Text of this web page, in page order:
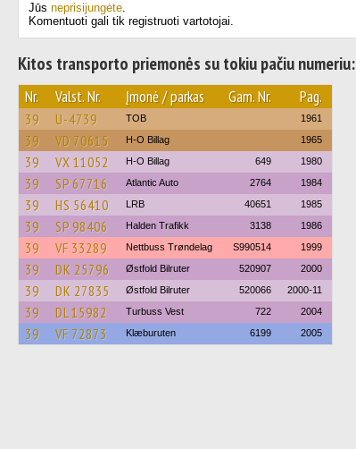
Jūs neprisijungėte.
Komentuoti gali tik registruoti vartotojai.
Kitos transporto priemonės su tokiu pačiu numeriu:
Nr. Valst. Nr. Įmonė / parkas Gam. Nr. Pag.
39 U-4739 TOB 1961
39 VD 70615 H-O Billag 1965
39 VX 11052 H-O Billag 649 1980
39 SP 67716 Atlantic Auto 2764 1984
39 HS 56410 LRB 40651 1985
39 SP 98406 Halden Trafikk 3138 1986
39 VF 33289 Nettbuss Trøndelag S990514 1999
39 DK 25796 Østfold Bilruter 520907 2000
39 DK 27835 Østfold Bilruter 520066 2000-11
39 DL 15982 Turbuss Vest 722 2004
39 VF 72873 Klæburuten 6199 2005